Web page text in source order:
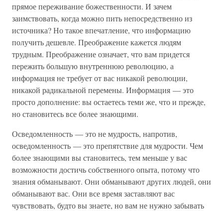
прямое переживание божественности. И зачем
заимствовать, когда можно пить непосредственно из
источника? Но такое впечатление, что информацию
получить дешевле. Преображение кажется людям
трудным. Преображение означает, что вам придется
пережить большую внутреннюю революцию, а
информация не требует от вас никакой революции,
никакой радикальной перемены. Информация — это
просто дополнение: вы остаетесь теми же, что и прежде,
но становитесь все более знающими.
Осведомленность — это не мудрость, напротив,
осведомленность — это препятствие для мудрости. Чем
более знающими вы становитесь, тем меньше у вас
возможности достичь собственного опыта, потому что
знания обманывают. Они обманывают других людей, они
обманывают вас. Они все время заставляют вас
чувствовать, будто вы знаете, но вам не нужно забывать